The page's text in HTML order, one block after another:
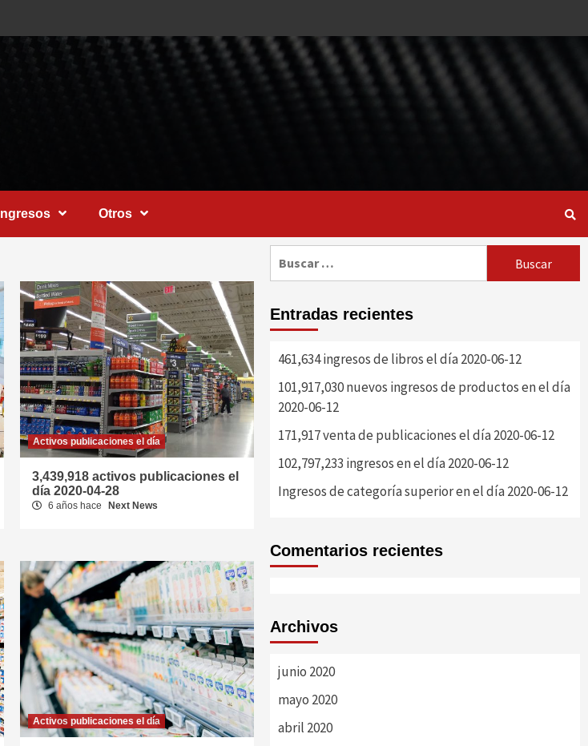
Ingresos Otros
Activos publicaciones el día
3,439,918 activos publicaciones el
día 2020-04-28
6 años hace Next News
Activos publicaciones el día
Entradas recientes
461,634 ingresos de libros el día 2020-06-12
101,917,030 nuevos ingresos de productos en el día
2020-06-12
171,917 venta de publicaciones el día 2020-06-12
102,797,233 ingresos en el día 2020-06-12
Ingresos de categoría superior en el día 2020-06-12
Comentarios recientes
Archivos
junio 2020
mayo 2020
abril 2020